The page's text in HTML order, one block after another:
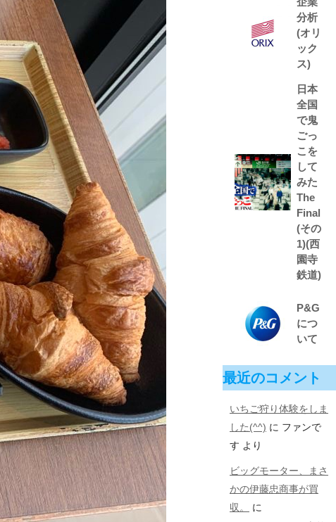
分析
(オリ
ック
ス)
日本
全国
で鬼
ごっ
こを
して
みた
The
Final
(その
1)(西
園寺
鉄道)
P&G
につ
いて
最近のコメント
いちご狩り体験をしま
した(^^) に ファンで
す より
ビッグモーター、まさ
かの伊藤忠商事が買
収。
に